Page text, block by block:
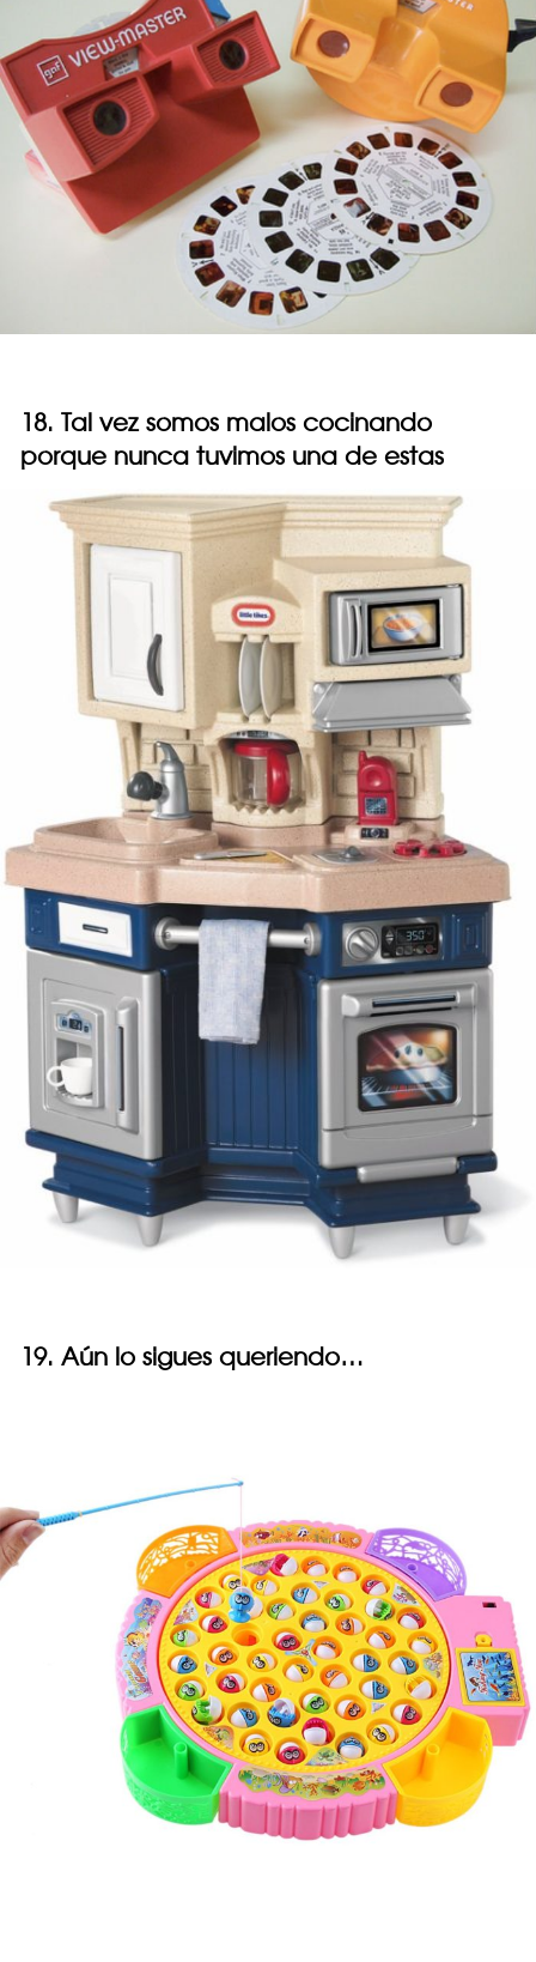
18. Tal vez somos malos cocinando
porque nunca tuvimos una de estas
19. Aún lo sigues queriendo…